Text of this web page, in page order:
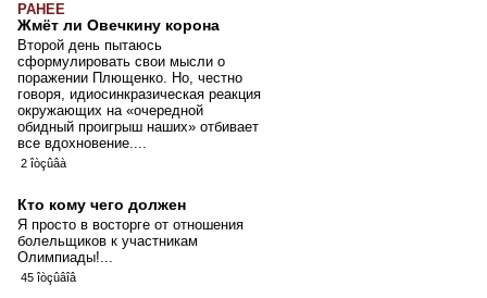
РАНЕЕ
Жмёт ли Овечкину корона
Второй день пытаюсь
сформулировать свои мысли о
поражении Плющенко. Но, честно
говоря, идиосинкразическая реакция
окружающих на «очередной
обидный проигрыш наших» отбивает
все вдохновение....
2 îòçûâà
Кто кому чего должен
Я просто в восторге от отношения
болельщиков к участникам
Олимпиады!...
45 îòçûâîâ